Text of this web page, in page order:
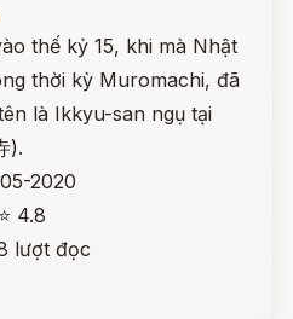
thế kỷ 15, khi mà Nhật
thời kỳ Muromachi, đã
là Ikkyu-san ngụ tại
).
2020
⭐ 4.8
lượt đọc